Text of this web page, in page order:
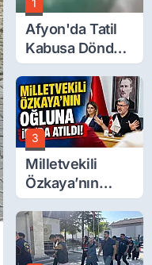
1
Afyon'da Tatil
Kabusa Döndü,
Acı Son!
3
Milletvekili
Özkaya’nın
Oğluna İftira
Atıldı